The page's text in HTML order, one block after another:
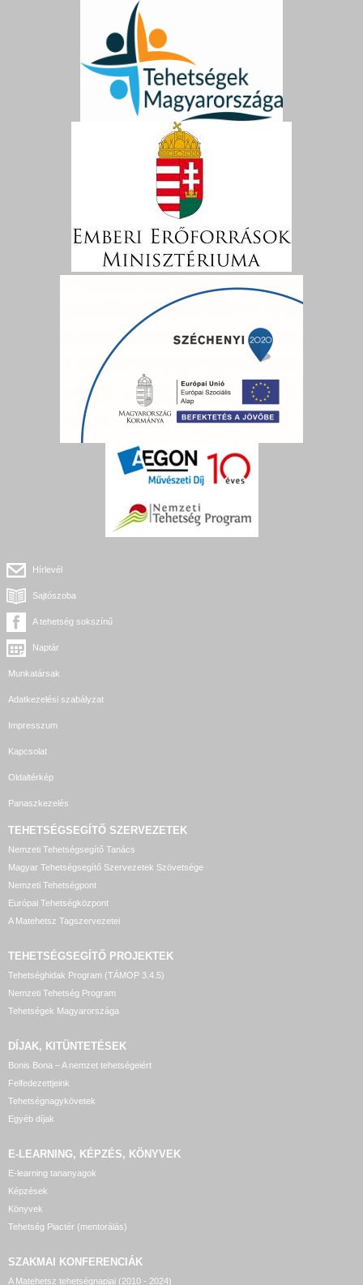
Hírlevél
Sajtószoba
A tehetség sokszínű
Naptár
Munkatársak
Adatkezelési szabályzat
Impresszum
Kapcsolat
Oldaltérkép
Panaszkezelés
TEHETSÉGSEGÍTŐ SZERVEZETEK
Nemzeti Tehetségsegítő Tanács
Magyar Tehetségsegítő Szervezetek Szövetsége
Nemzeti Tehetségpont
Európai Tehetségközpont
A Matehetsz Tagszervezetei
TEHETSÉGSEGÍTŐ PROJEKTEK
Tehetséghidak Program (TÁMOP 3.4.5)
Nemzeti Tehetség Program
Tehetségek Magyarországa
DÍJAK, KITÜNTETÉSEK
Bonis Bona – A nemzet tehetségeiért
Felfedezettjeink
Tehetségnagykövetek
Egyéb díjak
E-LEARNING, KÉPZÉS, KÖNYVEK
E-learning tananyagok
Képzések
Könyvek
Tehetség Piactér (mentorálás)
SZAKMAI KONFERENCIÁK
A Matehetsz tehetségnapjai (2010 - 2024)